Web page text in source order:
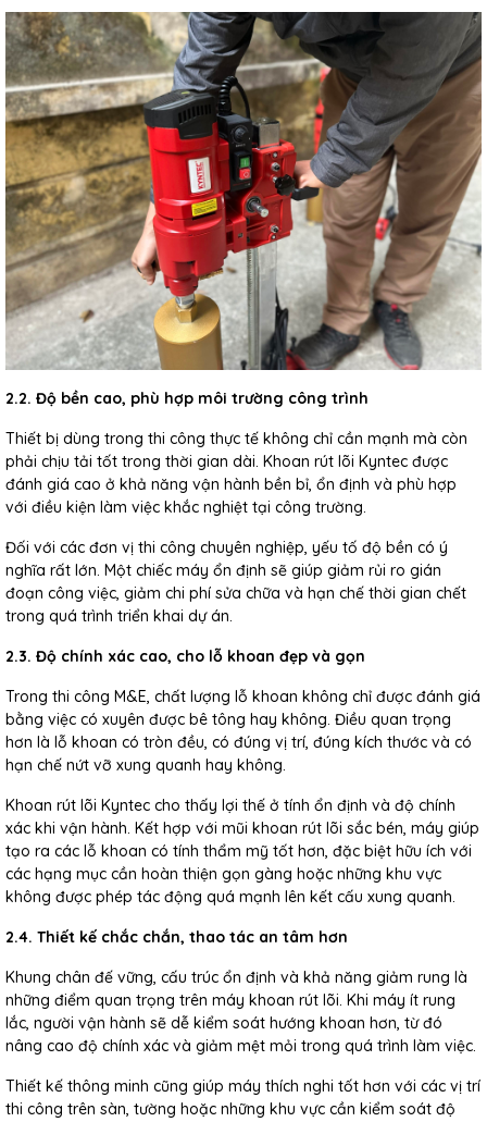
2.2. Độ bền cao, phù hợp môi trường công trình
Thiết bị dùng trong thi công thực tế không chỉ cần mạnh mà còn
phải chịu tải tốt trong thời gian dài. Khoan rút lõi Kyntec được
đánh giá cao ở khả năng vận hành bền bỉ, ổn định và phù hợp
với điều kiện làm việc khắc nghiệt tại công trường.
Đối với các đơn vị thi công chuyên nghiệp, yếu tố độ bền có ý
nghĩa rất lớn. Một chiếc máy ổn định sẽ giúp giảm rủi ro gián
đoạn công việc, giảm chi phí sửa chữa và hạn chế thời gian chết
trong quá trình triển khai dự án.
2.3. Độ chính xác cao, cho lỗ khoan đẹp và gọn
Trong thi công M&E, chất lượng lỗ khoan không chỉ được đánh giá
bằng việc có xuyên được bê tông hay không. Điều quan trọng
hơn là lỗ khoan có tròn đều, có đúng vị trí, đúng kích thước và có
hạn chế nứt vỡ xung quanh hay không.
Khoan rút lõi Kyntec cho thấy lợi thế ở tính ổn định và độ chính
xác khi vận hành. Kết hợp với mũi khoan rút lõi sắc bén, máy giúp
tạo ra các lỗ khoan có tính thẩm mỹ tốt hơn, đặc biệt hữu ích với
các hạng mục cần hoàn thiện gọn gàng hoặc những khu vực
không được phép tác động quá mạnh lên kết cấu xung quanh.
2.4. Thiết kế chắc chắn, thao tác an tâm hơn
Khung chân đế vững, cấu trúc ổn định và khả năng giảm rung là
những điểm quan trọng trên máy khoan rút lõi. Khi máy ít rung
lắc, người vận hành sẽ dễ kiểm soát hướng khoan hơn, từ đó
nâng cao độ chính xác và giảm mệt mỏi trong quá trình làm việc.
Thiết kế thông minh cũng giúp máy thích nghi tốt hơn với các vị trí
thi công trên sàn, tường hoặc những khu vực cần kiểm soát độ